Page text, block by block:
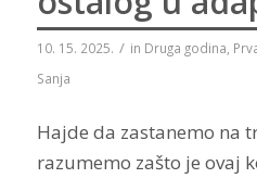
10. 15. 2025. / in Druga godina
Sanja
Hajde da zastanemo na
razumemo zašto je ovaj